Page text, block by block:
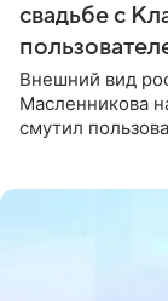
свадьбе с
Внешний вид
Масленникова
смутил